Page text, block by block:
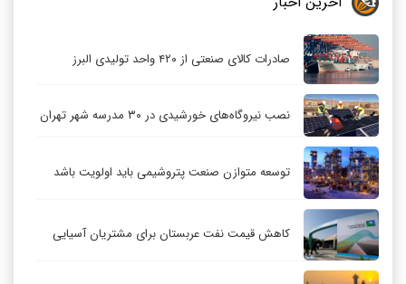
صادرات کالای صنعتی از ۴۲۰ واحد تولیدی البرز
نصب نیروگاه‌های خورشیدی در ۳۰ مدرسه شهر تهران
توسعه متوازن صنعت پتروشیمی باید اولویت باشد
کاهش قیمت نفت عربستان برای مشتریان آسیایی